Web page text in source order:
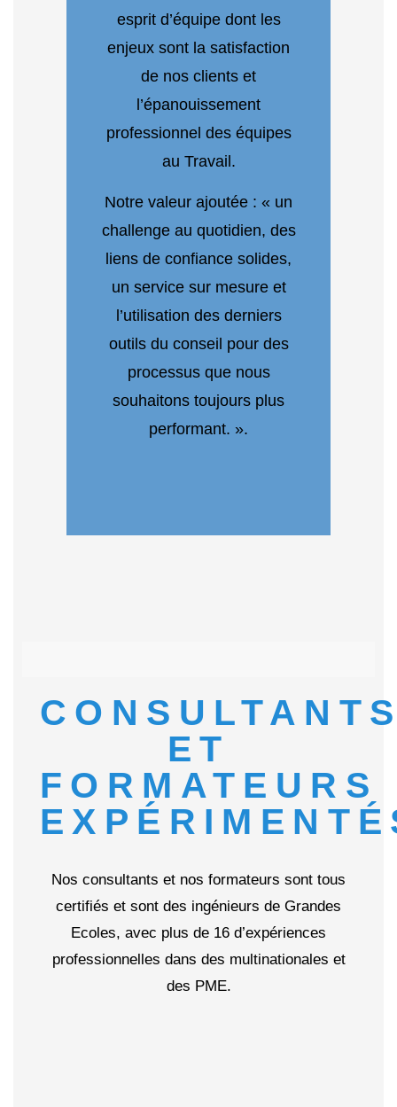
esprit d’équipe dont les
enjeux sont la satisfaction
de nos clients et
l’épanouissement
professionnel des équipes
au Travail.
Notre valeur ajoutée : « un
challenge au quotidien, des
liens de confiance solides,
un service sur mesure et
l’utilisation des derniers
outils du conseil pour des
processus que nous
souhaitons toujours plus
performant. ».
ET
FORMATEURS
Nos consultants et nos formateurs sont tous
certifiés et sont des ingénieurs de Grandes
Ecoles, avec plus de 16 d’expériences
professionnelles dans des multinationales et
des PME.